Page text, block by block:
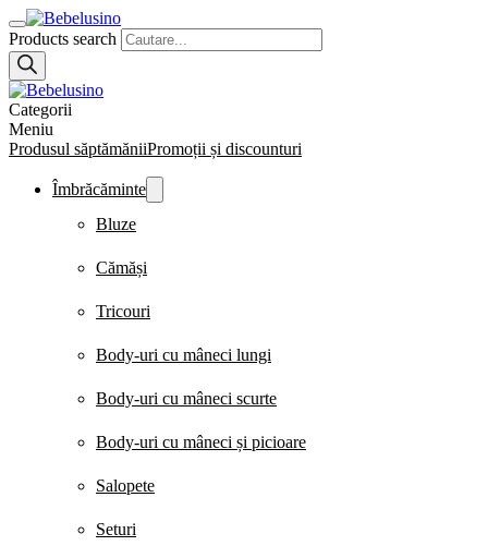
Products search
Categorii
Meniu
Produsul săptămăniiPromoții și discounturi
Îmbrăcăminte
Bluze
Cămăși
Tricouri
Body-uri cu mâneci lungi
Body-uri cu mâneci scurte
Body-uri cu mâneci și picioare
Salopete
Seturi